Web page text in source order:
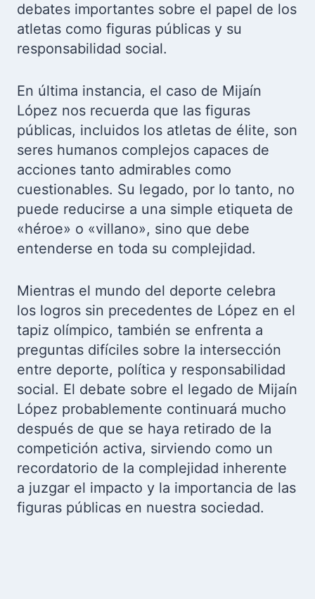
debates importantes sobre el papel de los
atletas como figuras públicas y su
responsabilidad social.
En última instancia, el caso de Mijaín
López nos recuerda que las figuras
públicas, incluidos los atletas de élite, son
seres humanos complejos capaces de
acciones tanto admirables como
cuestionables. Su legado, por lo tanto, no
puede reducirse a una simple etiqueta de
«héroe» o «villano», sino que debe
entenderse en toda su complejidad.
Mientras el mundo del deporte celebra
los logros sin precedentes de López en el
tapiz olímpico, también se enfrenta a
preguntas difíciles sobre la intersección
entre deporte, política y responsabilidad
social. El debate sobre el legado de Mijaín
López probablemente continuará mucho
después de que se haya retirado de la
competición activa, sirviendo como un
recordatorio de la complejidad inherente
a juzgar el impacto y la importancia de las
figuras públicas en nuestra sociedad.